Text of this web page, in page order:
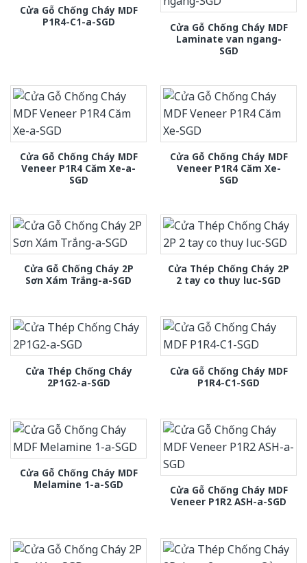
Cửa Gỗ Chống Cháy MDF
P1R4-C1-a-SGD
Cửa Gỗ Chống Cháy MDF
Laminate van ngang-
SGD
Cửa Gỗ Chống Cháy MDF
Veneer P1R4 Căm Xe-a-
SGD
Cửa Gỗ Chống Cháy MDF
Veneer P1R4 Căm Xe-
SGD
Cửa Gỗ Chống Cháy 2P
Sơn Xám Trắng-a-SGD
Cửa Thép Chống Cháy 2P
2 tay co thuy luc-SGD
Cửa Thép Chống Cháy
2P1G2-a-SGD
Cửa Gỗ Chống Cháy MDF
P1R4-C1-SGD
Cửa Gỗ Chống Cháy MDF
Melamine 1-a-SGD
Cửa Gỗ Chống Cháy MDF
Veneer P1R2 ASH-a-SGD